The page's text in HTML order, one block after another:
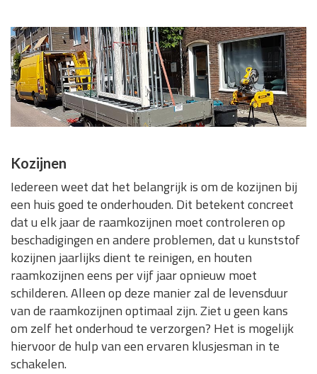
Kozijnen
Iedereen weet dat het belangrijk is om de kozijnen bij
een huis goed te onderhouden. Dit betekent concreet
dat u elk jaar de raamkozijnen moet controleren op
beschadigingen en andere problemen, dat u kunststof
kozijnen jaarlijks dient te reinigen, en houten
raamkozijnen eens per vijf jaar opnieuw moet
schilderen. Alleen op deze manier zal de levensduur
van de raamkozijnen optimaal zijn. Ziet u geen kans
om zelf het onderhoud te verzorgen? Het is mogelijk
hiervoor de hulp van een ervaren klusjesman in te
schakelen.